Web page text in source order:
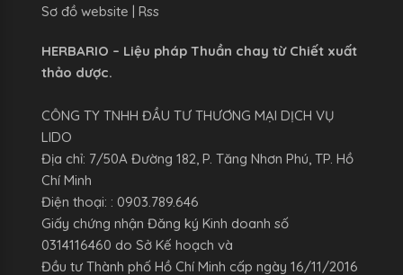
Sơ đồ website
Rss
HERBARIO – Liệu pháp Thuần chay từ Chiết xuất
thảo dược.
CÔNG TY TNHH ĐẦU TƯ THƯƠNG MẠI DỊCH VỤ
LIDO
Địa chỉ: 7/50A Đường 182, P. Tăng Nhơn Phú, TP. Hồ
Chí Minh
Điện thoại: : 0903.789.646
Giấy chứng nhận Đăng ký Kinh doanh số
0314116460 do Sở Kế hoạch và
Đầu tư Thành phố Hồ Chí Minh cấp ngày 16/11/2016